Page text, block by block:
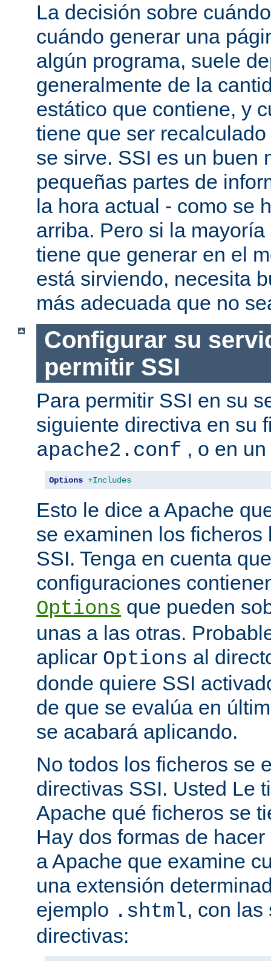
La decisión sobre
cuándo generar una
algún programa, suele
generalmente de la
estático que contiene, y
tiene que ser
se sirve. SSI es un buen
pequeñas partes de
la hora actual - como se
arriba. Pero si la
tiene que generar en el
está sirviendo, necesita
más adecuada que no
Configurar su
permitir SSI
Para permitir SSI en su
siguiente directiva en su
apache2.conf , o en
Options +Includes
Esto le dice a Apache
se examinen los
SSI. Tenga en cuenta
configuraciones
Options que pueden
unas a las otras.
aplicar Options al
donde quiere SSI
de que se evalúa en
se acabará aplicando.
No todos los ficheros se
directivas SSI. Usted Le
Apache qué ficheros se
Hay dos formas de
a Apache que examine
una extensión
ejemplo .shtml, con las
directivas: